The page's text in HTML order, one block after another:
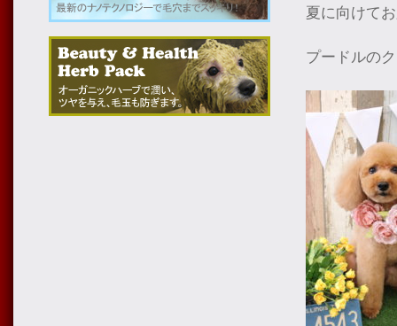
夏に向けて
プードルの